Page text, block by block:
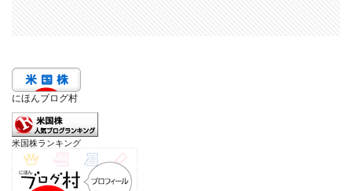
にほんブログ村
米国株ランキング